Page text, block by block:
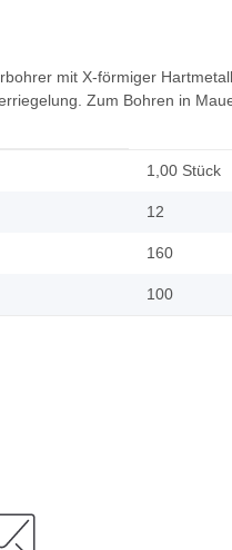
mit X-förmiger
Zum Bohren in
1,00 Stück
12
160
100